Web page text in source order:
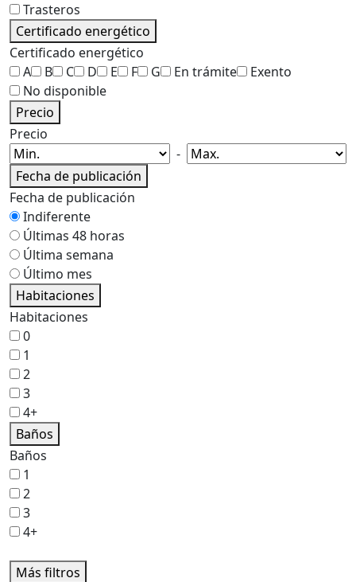
Trasteros
Certificado energético
Certificado energético
A
B C D E F G En trámite
Exento
No disponible
Precio
Precio
-
Fecha de publicación
Fecha de publicación
Indiferente
Últimas 48 horas
Última semana
Último mes
Habitaciones
Habitaciones
0
1
2
3
4+
Baños
Baños
1
2
3
4+
Más filtros